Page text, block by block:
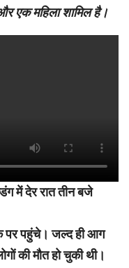
एक महिला शामिल है।
में देर रात तीन बजे
पर पहुंचे। जल्द ही आग
की मौत हो चुकी थी।